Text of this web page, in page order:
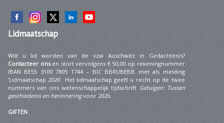
Lidmaatschap
Wilt u lid worden van de vzw Auschwitz in Gedachtenis?
Contacteer onsen stort vervolgens € 50,00 op rekeningnummer
IBAN BE55 3100 7805 1744 – BIC BBRUBEBB met als melding
‘Lidmaatschap 2026’. Het lidmaatschap geeft u recht op de twee
nummers van ons wetenschappelijk tijdschrift Getuigen: Tussen
geschiedenis en herinneringvoor 2026.
GIFTEN